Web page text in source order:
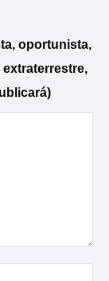
oportunista,